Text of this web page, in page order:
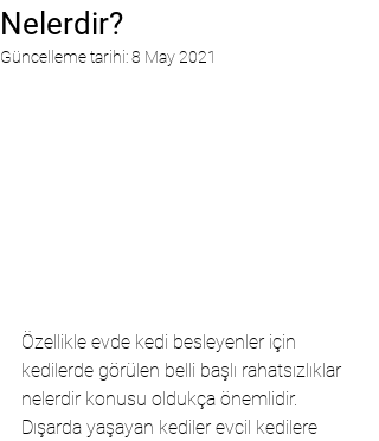
Nelerdir?
Güncelleme tarihi:8 May 2021
Özellikle evde kedi besleyenler için
kedilerde görülen belli başlı rahatsızlıklar
nelerdir konusu oldukça önemlidir.
Dışarda yaşayan kediler evcil kedilere